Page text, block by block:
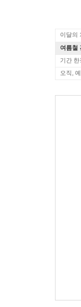
이달의
여름철
기간 한
오직,